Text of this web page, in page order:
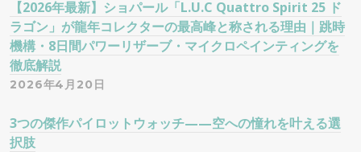
【2026年最新】ショパール「L.U.C Quattro Spirit 25 ド
ラゴン」が龍年コレクターの最高峰と称される理由｜跳時
機構・8日間パワーリザーブ・マイクロペインティングを
徹底解説
2026年4月20日
3つの傑作パイロットウォッチ——空への憧れを叶える選
択肢